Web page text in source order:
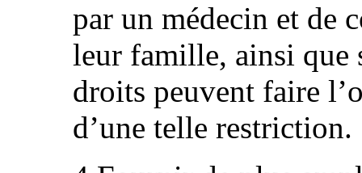
par un médecin et de
leur famille, ainsi que
droits peuvent faire
d’une telle restriction.